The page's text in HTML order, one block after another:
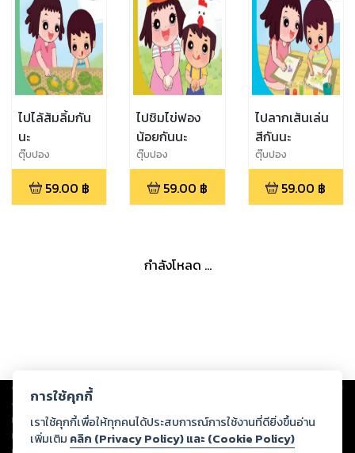
ไปไล้ส้มลิ้มกัน
นะ
ตุ๊บปอง
59.00 ฿
ไปชิมไข่ฟอง
น้อยกันนะ
ตุ๊บปอง
59.00 ฿
ไปลากเส้นเล่น
สีกันนะ
ตุ๊บปอง
59.00 ฿
กำลังโหลด ...
Copyright © 2026
ต่อผลงานหรือเนื้อหาใดที่อัปโหลดผ่านเว็บไซต์และปรากฏว่าละเมิดสิทธิใน
ทรัพย์สินทางปัญญาของบุคคลอื่นหรือขัดต่อกฎหมายและศีลธรรม ดังนั้น ผู้อ่าน
ทุกท่านโปรดใช้วิจารณญาณในการกลั่นกรองด้วยตนเอง และหากท่านพบว่าส่วน
การใช้คุกกี้
เราใช้คุกกี้เพื่อให้ทุกคนได้ประสบการณ์การใช้งานที่ดียิ่งขึ้นอ่าน
เพิ่มเติม คลิก (Privacy Policy) และ (Cookie Policy)